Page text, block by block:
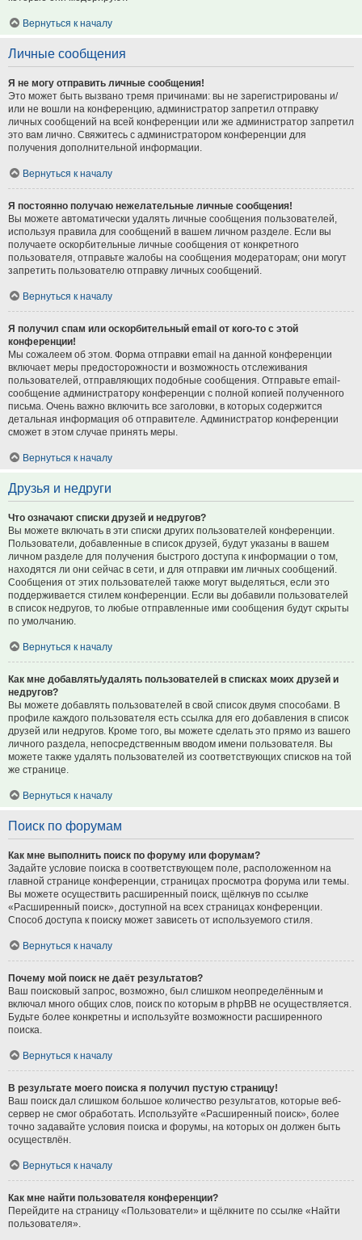
Вернуться к началу
Личные сообщения
Я не могу отправить личные сообщения!
Это может быть вызвано тремя причинами: вы не зарегистрированы и/
или не вошли на конференцию, администратор запретил отправку
личных сообщений на всей конференции или же администратор запретил
это вам лично. Свяжитесь с администратором конференции для
получения дополнительной информации.
Вернуться к началу
Я постоянно получаю нежелательные личные сообщения!
Вы можете автоматически удалять личные сообщения пользователей,
используя правила для сообщений в вашем личном разделе. Если вы
получаете оскорбительные личные сообщения от конкретного
пользователя, отправьте жалобы на сообщения модераторам; они могут
запретить пользователю отправку личных сообщений.
Вернуться к началу
Я получил спам или оскорбительный email от кого-то с этой
конференции!
Мы сожалеем об этом. Форма отправки email на данной конференции
включает меры предосторожности и возможность отслеживания
пользователей, отправляющих подобные сообщения. Отправьте email-
сообщение администратору конференции с полной копией полученного
письма. Очень важно включить все заголовки, в которых содержится
детальная информация об отправителе. Администратор конференции
сможет в этом случае принять меры.
Вернуться к началу
Друзья и недруги
Что означают списки друзей и недругов?
Вы можете включать в эти списки других пользователей конференции.
Пользователи, добавленные в список друзей, будут указаны в вашем
личном разделе для получения быстрого доступа к информации о том,
находятся ли они сейчас в сети, и для отправки им личных сообщений.
Сообщения от этих пользователей также могут выделяться, если это
поддерживается стилем конференции. Если вы добавили пользователей
в список недругов, то любые отправленные ими сообщения будут скрыты
по умолчанию.
Вернуться к началу
Как мне добавлять/удалять пользователей в списках моих друзей и
недругов?
Вы можете добавлять пользователей в свой список двумя способами. В
профиле каждого пользователя есть ссылка для его добавления в список
друзей или недругов. Кроме того, вы можете сделать это прямо из вашего
личного раздела, непосредственным вводом имени пользователя. Вы
можете также удалять пользователей из соответствующих списков на той
же странице.
Вернуться к началу
Поиск по форумам
Как мне выполнить поиск по форуму или форумам?
Задайте условие поиска в соответствующем поле, расположенном на
главной странице конференции, страницах просмотра форума или темы.
Вы можете осуществить расширенный поиск, щёлкнув по ссылке
«Расширенный поиск», доступной на всех страницах конференции.
Способ доступа к поиску может зависеть от используемого стиля.
Вернуться к началу
Почему мой поиск не даёт результатов?
Ваш поисковый запрос, возможно, был слишком неопределённым и
включал много общих слов, поиск по которым в phpBB не осуществляется.
Будьте более конкретны и используйте возможности расширенного
поиска.
Вернуться к началу
В результате моего поиска я получил пустую страницу!
Ваш поиск дал слишком большое количество результатов, которые веб-
сервер не смог обработать. Используйте «Расширенный поиск», более
точно задавайте условия поиска и форумы, на которых он должен быть
осуществлён.
Вернуться к началу
Как мне найти пользователя конференции?
Перейдите на страницу «Пользователи» и щёлкните по ссылке «Найти
пользователя».